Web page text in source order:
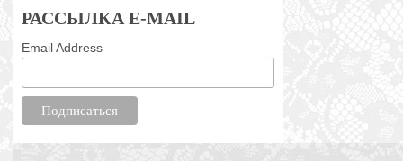
РАССЫЛКА E-MAIL
Email Address